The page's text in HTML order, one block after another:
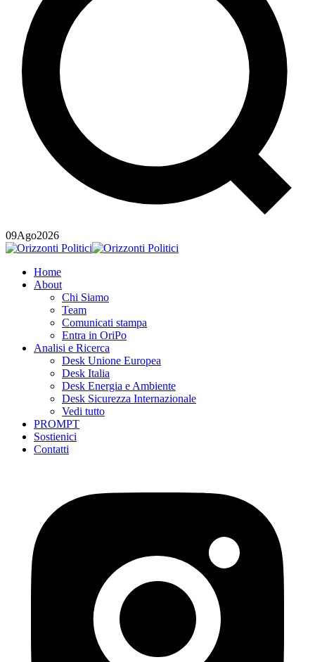
09Ago2026
Home
About
Chi Siamo
Team
Comunicati stampa
Entra in OriPo
Analisi e Ricerca
Desk Unione Europea
Desk Italia
Desk Energia e Ambiente
Desk Sicurezza Internazionale
Vedi tutto
PROMPT
Sostienici
Contatti